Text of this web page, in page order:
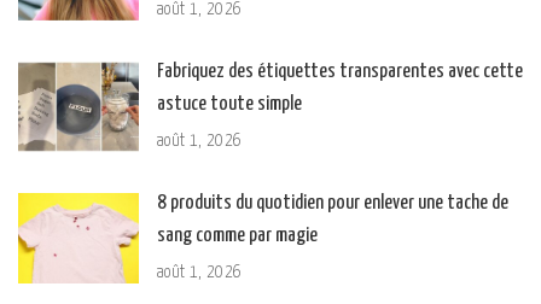
août 1, 2026
Fabriquez des étiquettes transparentes avec cette
astuce toute simple
août 1, 2026
8 produits du quotidien pour enlever une tache de
sang comme par magie
août 1, 2026